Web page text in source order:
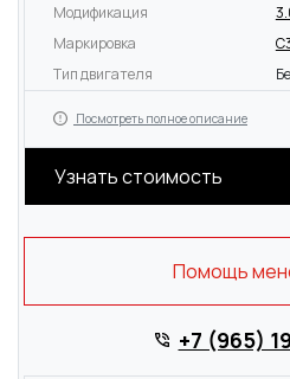
Модификация
Маркировка
Тип двигателя
Посмотреть полное описание
Узнать стоимость
Помощь
+7 (965)